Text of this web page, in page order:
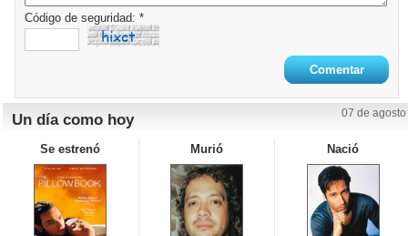
Código de seguridad: *
Un día como hoy 07 de agosto
Se estrenó Murió Nació